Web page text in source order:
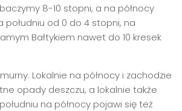
8-10 stopni, a na północy
południu od 0 do 4 stopni, na
Bałtykiem nawet do 10 kresek
Lokalnie na północy i zachodzie
opady deszczu, a lokalnie także
na północy pojawi się też